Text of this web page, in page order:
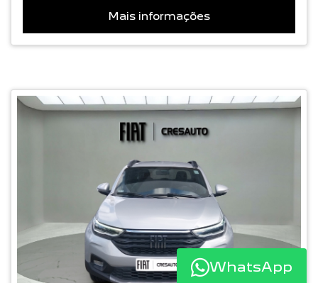
Mais informações
WhatsApp